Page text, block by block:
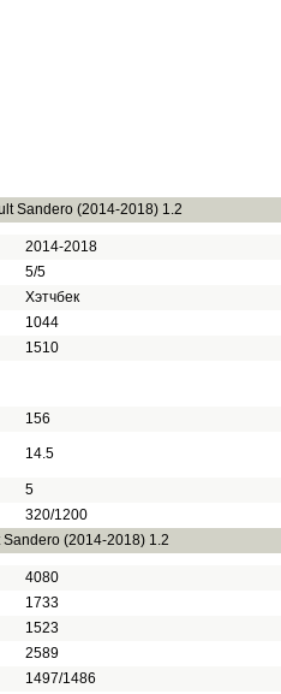
Sandero (2014-2018) 1.2
2014-2018
5/5
Хэтчбек
1044
1510
156
14.5
5
320/1200
(2014-2018) 1.2
4080
1733
1523
2589
1497/1486